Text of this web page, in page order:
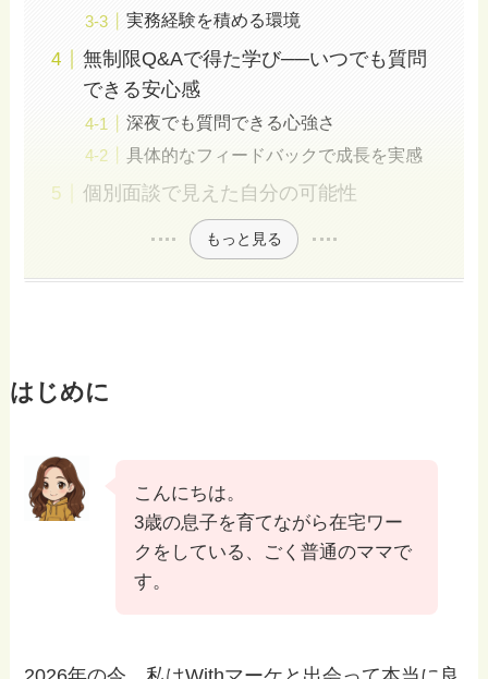
実務経験を積める環境
無制限Q&Aで得た学び──いつでも質問
できる安心感
深夜でも質問できる心強さ
具体的なフィードバックで成長を実感
個別面談で見えた自分の可能性
もっと見る
はじめに
こんにちは。
3歳の息子を育てながら在宅ワー
クをしている、ごく普通のママで
す。